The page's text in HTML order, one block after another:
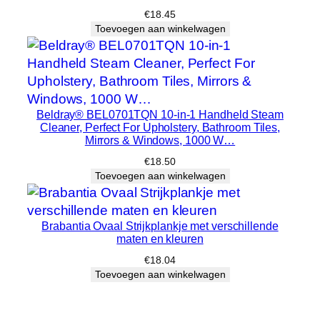
h
e
i
d
€18.45
Toevoegen aan winkelwagen
Beldray® BEL0701TQN 10-in-1 Handheld Steam
Cleaner, Perfect For Upholstery, Bathroom Tiles,
Mirrors & Windows, 1000 W…
€18.50
Toevoegen aan winkelwagen
Brabantia Ovaal Strijkplankje met verschillende
maten en kleuren
€18.04
Toevoegen aan winkelwagen